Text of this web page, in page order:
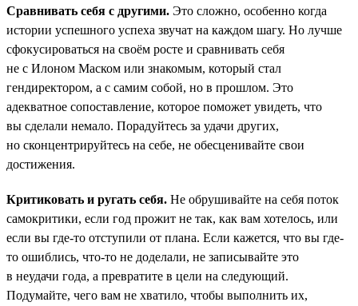
Сравнивать себя с другими. Это сложно, особенно когда
истории успешного успеха звучат на каждом шагу. Но лучше
сфокусироваться на своём росте и сравнивать себя
не с Илоном Маском или знакомым, который стал
гендиректором, а с самим собой, но в прошлом. Это
адекватное сопоставление, которое поможет увидеть, что
вы сделали немало. Порадуйтесь за удачи других,
но сконцентрируйтесь на себе, не обесценивайте свои
достижения.
Критиковать и ругать себя. Не обрушивайте на себя поток
самокритики, если год прожит не так, как вам хотелось, или
если вы где-то отступили от плана. Если кажется, что вы где-
то ошиблись, что-то не доделали, не записывайте это
в неудачи года, а превратите в цели на следующий.
Подумайте, чего вам не хватило, чтобы выполнить их,